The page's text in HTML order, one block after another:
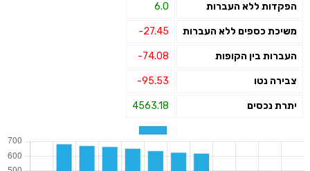
הפקדות ללא העברות 6.0
משיכת כספים ללא העברות -27.45
העברות בין הקופות -74.08
צבירה נטו -95.53
יתרת נכסים 4563.18